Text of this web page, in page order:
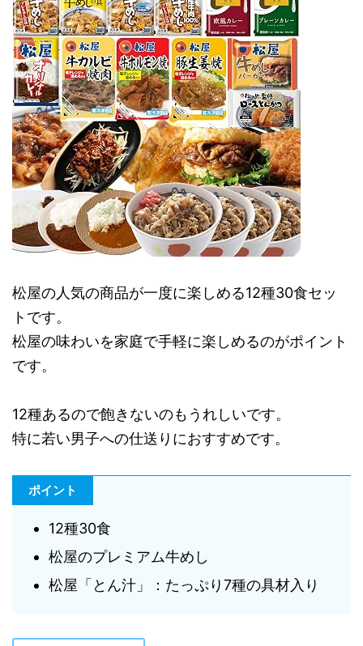
松屋の人気の商品が一度に楽しめる12種30食セッ
トです。
松屋の味わいを家庭で手軽に楽しめるのがポイント
です。
12種あるので飽きないのもうれしいです。
特に若い男子への仕送りにおすすめです。
ポイント
12種30食
松屋のプレミアム牛めし
松屋「とん汁」：たっぷり7種の具材入り